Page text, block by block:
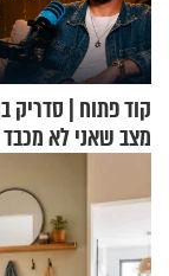
קוד פתוח | סדריק
מצב שאני לא